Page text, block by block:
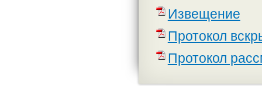
Извещение
Протокол
Протокол